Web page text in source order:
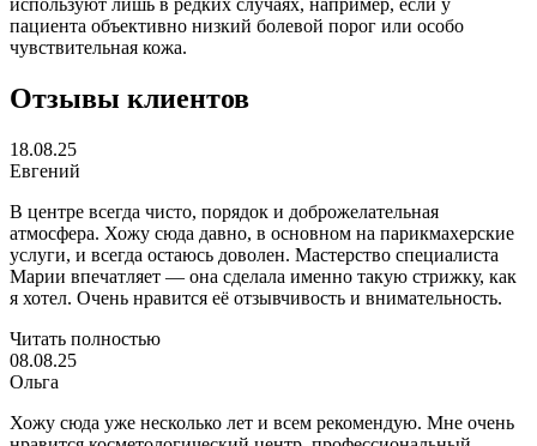
пациента объективно низкий болевой порог или особо
чувствительная кожа.
Отзывы клиентов
18.08.25
Евгений
В центре всегда чисто, порядок и доброжелательная
атмосфера. Хожу сюда давно, в основном на парикмахерские
услуги, и всегда остаюсь доволен. Мастерство специалиста
Марии впечатляет — она сделала именно такую стрижку, как
я хотел. Очень нравится её отзывчивость и внимательность.
Читать полностью
08.08.25
Ольга
Хожу сюда уже несколько лет и всем рекомендую. Мне очень